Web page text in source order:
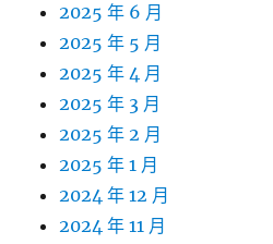
2025 年 6 月
2025 年 5 月
2025 年 4 月
2025 年 3 月
2025 年 2 月
2025 年 1 月
2024 年 12 月
2024 年 11 月